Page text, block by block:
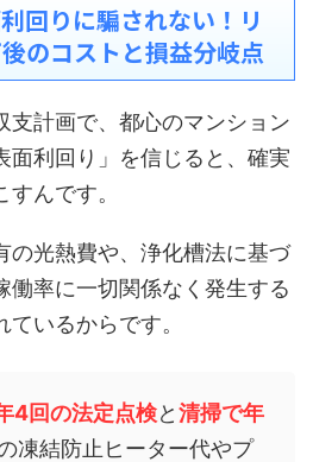
回りに騙されない！リ
のコストと損益分岐点
支計画で、都心のマンション
面利回り」を信じると、確実
んです。
の光熱費や、浄化槽法に基づ
働率に一切関係なく発生する
ているからです。
4回の法定点検と清掃で年
凍結防止ヒーター代やプ